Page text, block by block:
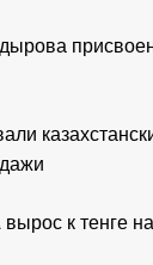
к тенге